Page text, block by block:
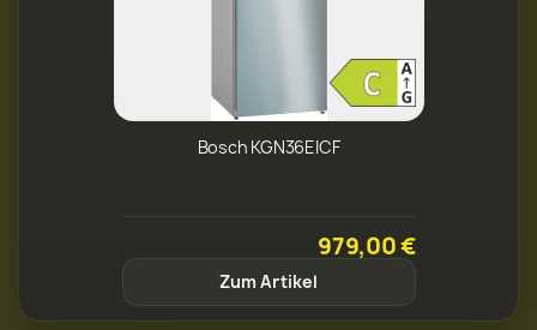
Bosch KGN36EICF
979,00 €
Zum Artikel